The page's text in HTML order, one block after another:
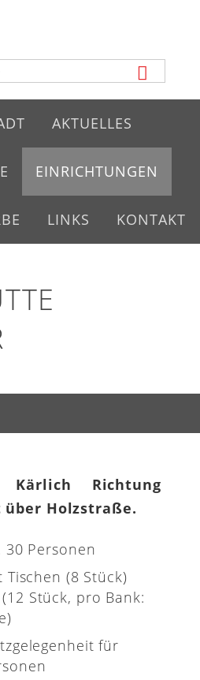
AKTUELLES
EINRICHTUNGEN
LINKS KONTAKT
Richtung
Holzstraße.
Personen
(8 Stück)
Stück, pro Bank:
für